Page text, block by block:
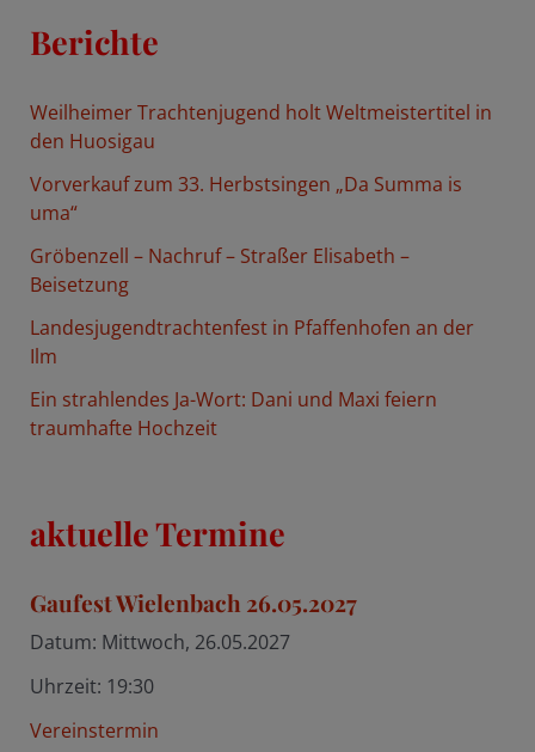
e
n
:
Berichte
Weilheimer Trachtenjugend holt Weltmeistertitel in
den Huosigau
Vorverkauf zum 33. Herbstsingen „Da Summa is
uma“
Gröbenzell – Nachruf – Straßer Elisabeth –
Beisetzung
Landesjugendtrachtenfest in Pfaffenhofen an der
Ilm
Ein strahlendes Ja-Wort: Dani und Maxi feiern
traumhafte Hochzeit
aktuelle Termine
Gaufest Wielenbach 26.05.2027
Datum: Mittwoch, 26.05.2027
Uhrzeit: 19:30
Vereinstermin